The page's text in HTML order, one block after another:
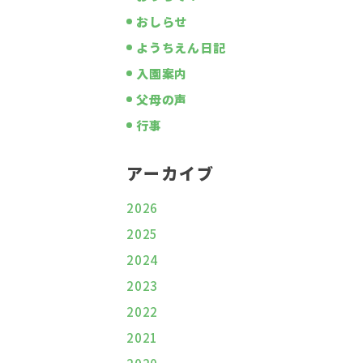
おしらせ
ようちえん日記
入園案内
父母の声
行事
アーカイブ
2026
2025
2024
2023
2022
2021